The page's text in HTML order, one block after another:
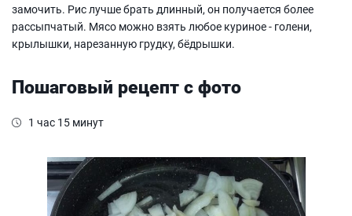
замочить. Рис лучше брать длинный, он получается более
рассыпчатый. Мясо можно взять любое куриное - голени,
крылышки, нарезанную грудку, бёдрышки.
Пошаговый рецепт с фото
1 час 15 минут